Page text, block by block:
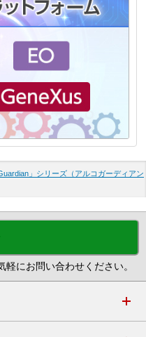
」シリーズ（アルコガーディアン
にお問い合わせください。